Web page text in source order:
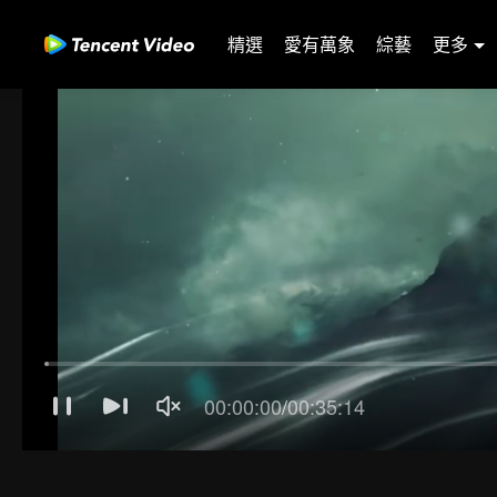
精選 愛有萬象 綜藝 更多